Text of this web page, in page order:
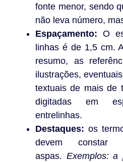
fonte menor, sendo
não leva número,
Espaçamento: O
linhas é de 1,5 cm.
resumo, as
ilustrações,
textuais de mais de
digitadas em
entrelinhas.
Destaques: os
devem
aspas. Exemplos: a